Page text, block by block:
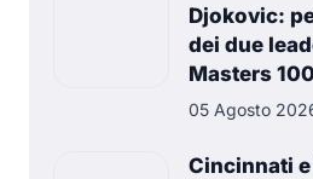
Djokovic:
dei due
Masters
05 Agosto
Cincinnati e